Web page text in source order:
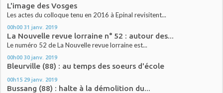
L'image des Vosges
Les actes du colloque tenu en 2016 à Epinal revisitent...
00h00 31 janv. 2019
La Nouvelle revue lorraine n° 52 : autour des...
Le numéro 52 de La Nouvelle revue lorraine est...
00h00 30 janv. 2019
Bleurville (88) : au temps des soeurs d'école
00h15 29 janv. 2019
Bussang (88) : halte à la démolition du...